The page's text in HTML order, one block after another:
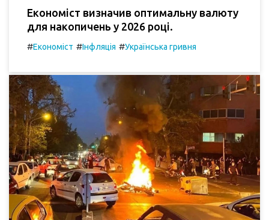
Економіст визначив оптимальну валюту
для накопичень у 2026 році.
#Економіст #Інфляція #Українська гривня